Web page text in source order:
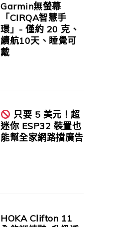
Garmin無螢幕
「CIRQA智慧手
環」- 僅約 20 克、
續航10天、睡覺可
戴
只要 5 美元！超
迷你 ESP32 裝置也
能幫全家網路擋廣告
HOKA Clifton 11